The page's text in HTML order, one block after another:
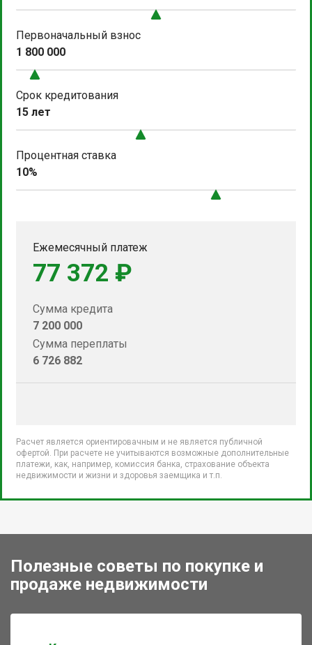
Первоначальный взнос
1 800 000
Срок кредитования
15 лет
Процентная ставка
10%
Ежемесячный платеж
77 372 ₽
Сумма кредита
7 200 000
Сумма переплаты
6 726 882
Расчет является ориентировачным и не является публичной
офертой. При расчете не учитываются возможные дополнительные
платежи, как, например, комиссия банка, страхование объекта
недвижимости и жизни и здоровья заемщика и т.п.
Полезные советы по покупке и
продаже недвижимости